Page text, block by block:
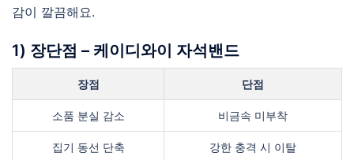
감이 깔끔해요.
1) 장단점 – 케이디와이 자석밴드
장점 단점
소품 분실 감소 비금속 미부착
집기 동선 단축 강한 충격 시 이탈